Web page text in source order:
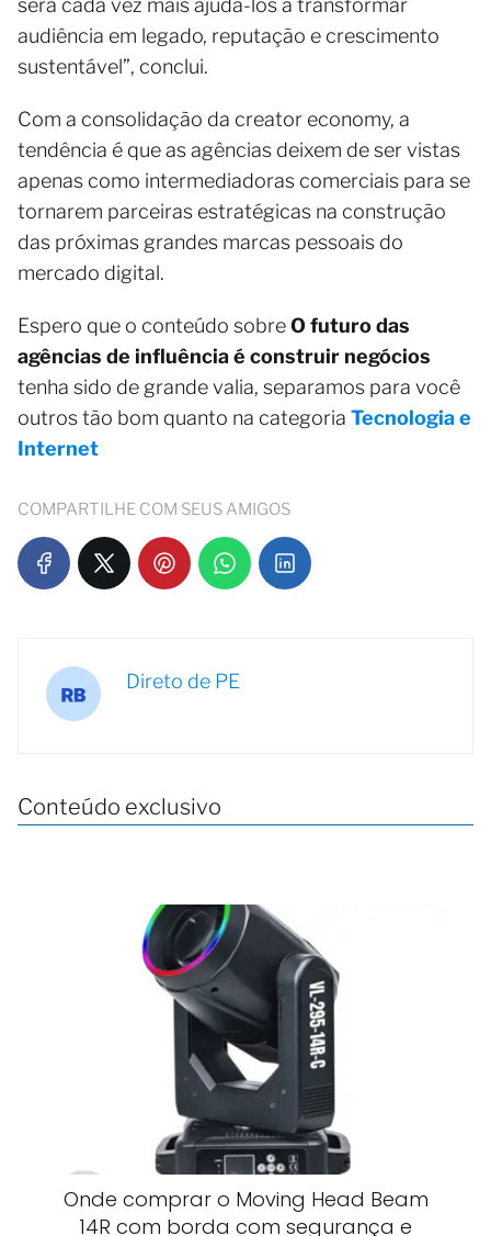
será cada vez mais ajudá-los a transformar
audiência em legado, reputação e crescimento
sustentável”, conclui.
Com a consolidação da creator economy, a
tendência é que as agências deixem de ser vistas
apenas como intermediadoras comerciais para se
tornarem parceiras estratégicas na construção
das próximas grandes marcas pessoais do
mercado digital.
Espero que o conteúdo sobreO futuro das
agências de influência é construir negócios
tenha sido de grande valia, separamos para você
outros tão bom quanto na categoria Tecnologia e
Internet
COMPARTILHE COM SEUS AMIGOS
Direto de PE
Conteúdo exclusivo
Onde comprar o Moving Head Beam
14R com borda com segurança e